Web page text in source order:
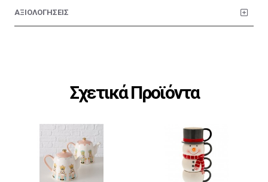
ΑΞΙΟΛΟΓΗΣΕΙΣ
Σχετικά Προϊόντα